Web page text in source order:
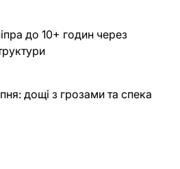
до 10+ годин через
дощі з грозами та спека